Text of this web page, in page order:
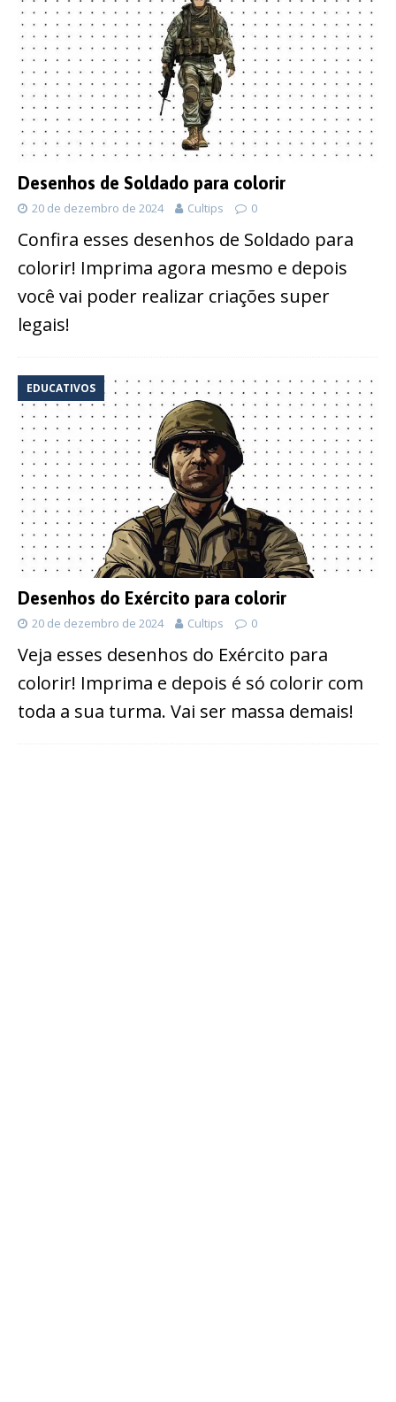
Desenhos de Soldado para colorir
20 de dezembro de 2024 Cultips 0
Confira esses desenhos de Soldado para
colorir! Imprima agora mesmo e depois
você vai poder realizar criações super
legais!
EDUCATIVOS
Desenhos do Exército para colorir
20 de dezembro de 2024 Cultips 0
Veja esses desenhos do Exército para
colorir! Imprima e depois é só colorir com
toda a sua turma. Vai ser massa demais!